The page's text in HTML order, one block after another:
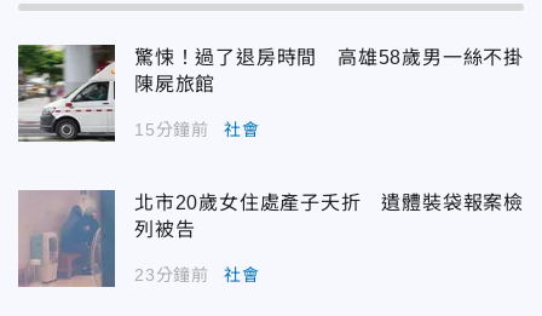
驚悚！過了退房時間 高雄58歲男一絲不掛
陳屍旅館
15分鐘前 社會
北市20歲女住處產子夭折 遺體裝袋報案檢
列被告
23分鐘前 社會